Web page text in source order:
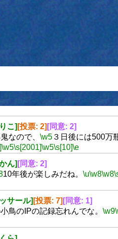
こ] [投票: 2] [同意: 2]
なので、 \w5３日後には500万
\w5\s[2001]\w5\s[10]\e
ん] [同意: 2]
10年後が楽しみだね。 \u\w8\w8
サール] [投票: 7] [同意: 1]
鳥のIPの記録忘れんでな。 \w9